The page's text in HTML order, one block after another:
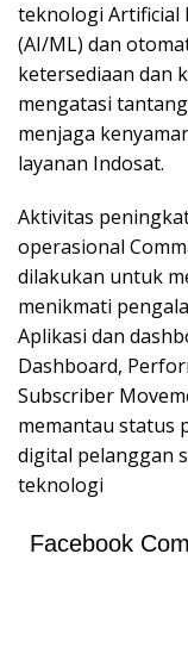
teknologi Artificial
(AI/ML) dan
ketersediaan dan
mengatasi
menjaga
layanan Indosat.
Aktivitas
operasional
dilakukan untuk
menikmati
Aplikasi dan
Dashboard,
Subscriber
memantau status
digital pelanggan
teknologi
Facebook